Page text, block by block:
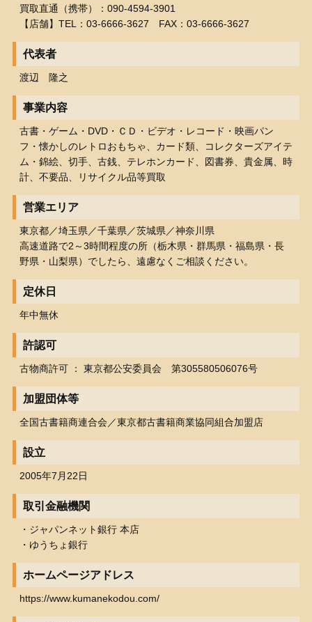
買取直通（携帯）：090-4594-3901
【店舗】TEL：03-6666-3627 FAX：03-6666-3627
代表者
渡辺 隆之
事業内容
古書・ゲーム・DVD・ＣＤ・ビデオ・レコード・映画パン
フ・懐かしのレトロおもちゃ、カード類、コレクターズアイテ
ム・錦絵、切手、古銭、テレホンカード、図書券、貴金属、時
計、不要品、リサイクル品等買取
営業エリア
東京都／埼玉県／千葉県／茨城県／神奈川県
高速道路で2～3時間程度の所（栃木県・群馬県・福島県・長
野県・山梨県）でしたら、遠慮なくご相談ください。
定休日
年中無休
許認可
古物商許可 ： 東京都公安委員会 第305580506076号
加盟団体等
全国古書籍商連合会／東京都古書籍商業協同組合加盟店
設立
2005年7月22日
取引金融機関
・ジャパンネット銀行 本店
・ゆうちょ銀行
ホームページアドレス
https://www.kumanekodou.com/